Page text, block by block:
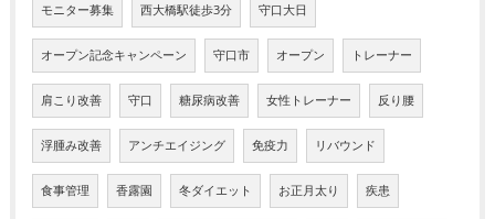
モニター募集 西大橋駅徒歩3分 守口大日
オープン記念キャンペーン 守口市 オープン トレーナー
肩こり改善 守口 糖尿病改善 女性トレーナー 反り腰
浮腫み改善 アンチエイジング 免疫力 リバウンド
食事管理 香露園 冬ダイエット お正月太り 疾患